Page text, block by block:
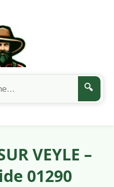
🔍
VEYLE –
01290